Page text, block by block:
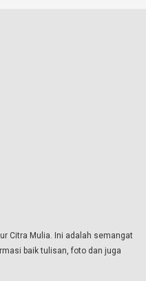
Citra Mulia. Ini adalah semangat
baik tulisan, foto dan juga